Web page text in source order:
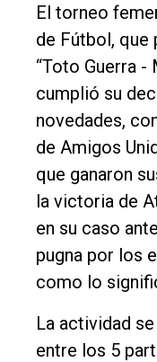
Política
Cultura
Entrevistas
Rural
Deportes
Fúnebres
Edición
Empresa
Contacto
El torneo
de Fútbol, que
“Toto Guerra -
cumplió su
novedades,
de Amigos
que ganaron
la victoria de
en su caso
pugna por los
como lo
La actividad
entre los 5